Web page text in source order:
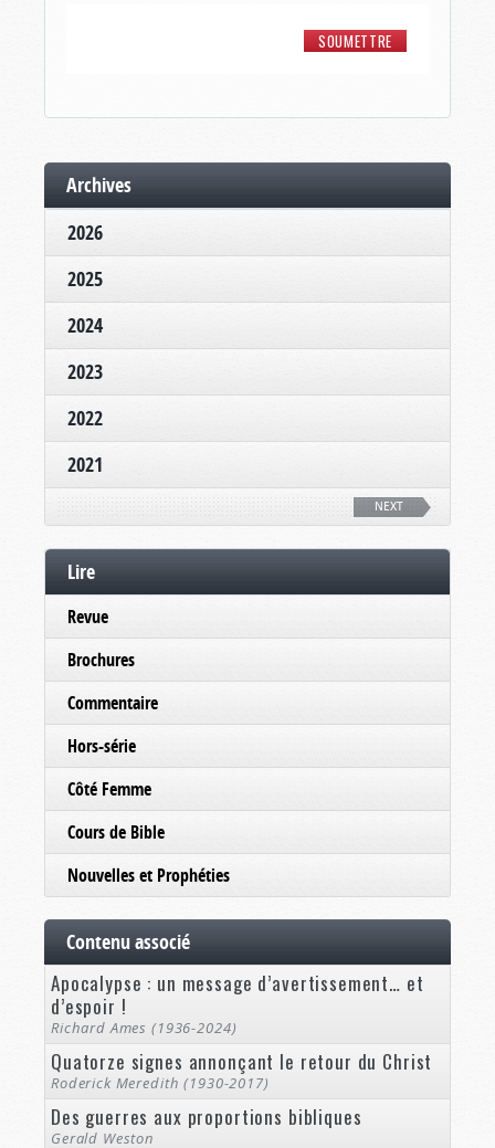
Archives
2026
2025
2024
2023
2022
2021
NEXT
Lire
Revue
Brochures
Commentaire
Hors-série
Côté Femme
Cours de Bible
Nouvelles et Prophéties
Contenu associé
Apocalypse : un message d’avertissement… et
d’espoir !
Richard Ames (1936-2024)
Quatorze signes annonçant le retour du Christ
Roderick Meredith (1930-2017)
Des guerres aux proportions bibliques
Gerald Weston